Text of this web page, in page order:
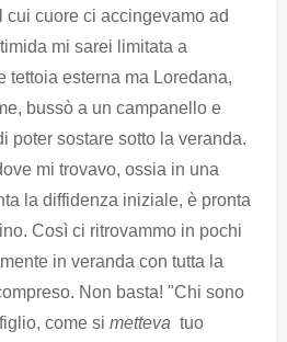
cui cuore ci accingevamo ad
mi sarei limitata a
tettoia esterna ma Loredana,
bussò a un campanello e
poter sostare sotto la veranda.
mi trovavo, ossia in una
la diffidenza iniziale, è pronta
Così ci ritrovammo in pochi
in veranda con tutta la
Non basta! "Chi sono
come si metteva tuo